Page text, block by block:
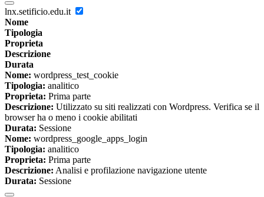
lnx.setificio.edu.it
Nome
Tipologia
Proprieta
Descrizione
Durata
Nome: wordpress_test_cookie
Tipologia: analitico
Proprieta: Prima parte
Descrizione: Utilizzato su siti realizzati con Wordpress. Verifica se il
browser ha o meno i cookie abilitati
Durata: Sessione
Nome: wordpress_google_apps_login
Tipologia: analitico
Proprieta: Prima parte
Descrizione: Analisi e profilazione navigazione utente
Durata: Sessione